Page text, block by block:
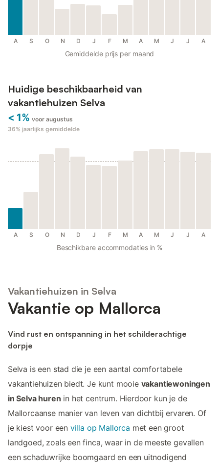
A S O N D J F M A M J J A
Gemiddelde prijs per maand
Huidige beschikbaarheid van
vakantiehuizen Selva
< 1% voor augustus
36% jaarlijks gemiddelde
A S O N D J F M A M J J A
Beschikbare accommodaties in %
Vakantiehuizen in Selva
Vakantie op Mallorca
Vind rust en ontspanning in het schilderachtige
dorpje
Selva is een stad die je een aantal comfortabele
vakantiehuizen biedt. Je kunt mooie vakantiewoningen
in Selva huren in het centrum. Hierdoor kun je de
Mallorcaanse manier van leven van dichtbij ervaren. Of
je kiest voor een villa op Mallorca met een groot
landgoed, zoals een finca, waar in de meeste gevallen
een schaduwrijke boomgaard en een uitnodigend